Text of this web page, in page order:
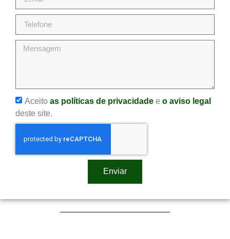
Aceito as políticas de privacidade e o aviso legal
deste site.
Enviar